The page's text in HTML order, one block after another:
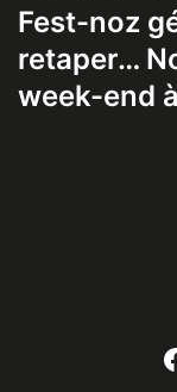
Fest-noz
retaper…
week-end